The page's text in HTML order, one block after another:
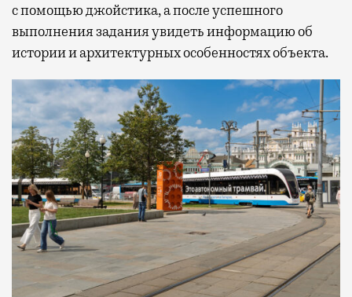
с помощью джойстика, а после успешного
выполнения задания увидеть информацию об
истории и архитектурных особенностях объекта.